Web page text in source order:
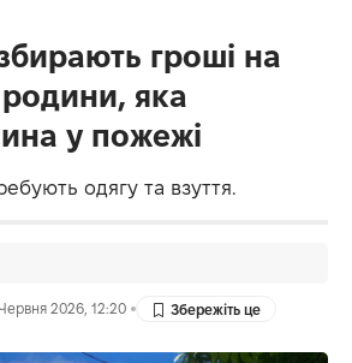
гроші на
яка
у пожежі
одягу та взуття.
2026, 12:20